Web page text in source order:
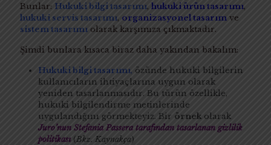
Bunlar: Hukuki bilgi tasarımı, hukuki ürün tasarımı,
hukuki servis tasarımı, organizasyonel tasarım ve
sistem tasarımı olarak karşımıza çıkmaktadır.
Şimdi bunlara kısaca biraz daha yakından bakalım:
Hukuki bilgi tasarımı, özünde hukuki bilgilerin
kullanıcıların ihtiyaçlarına uygun olarak
yeniden tasarlanmasıdır. Bu türün özellikle,
hukuki bilgilendirme metinlerinde
uygulandığını görmekteyiz. Bir örnekolarak
Juro’nun Stefania Passera tarafından tasarlanan gizlilik
politikası (Bkz. Kaynakça)